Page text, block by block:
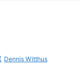
Dennis Witthus